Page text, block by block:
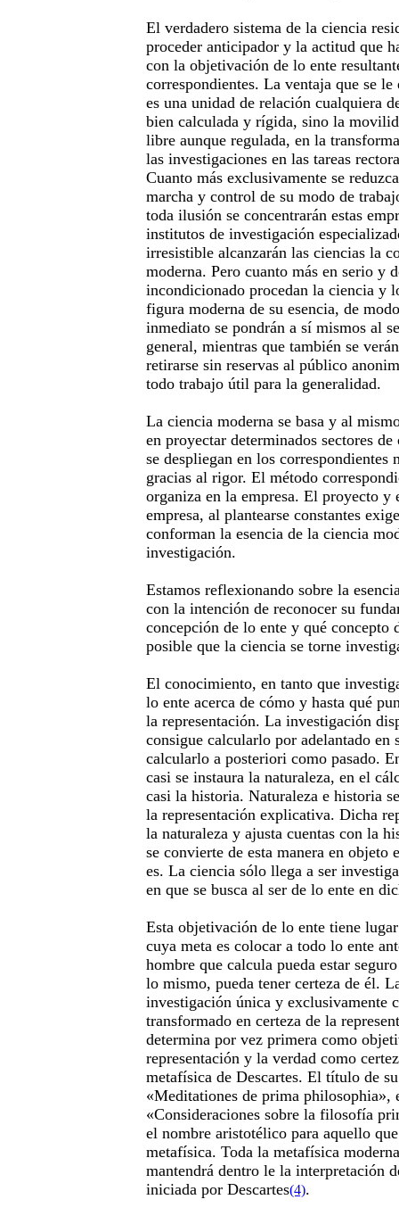
El verdadero sistema de la ciencia
proceder anticipador y la actitud que
con la objetivación de lo ente
correspondientes. La ventaja que se le
es una unidad de relación cualquiera
bien calculada y rígida, sino la
libre aunque regulada, en la
las investigaciones en las tareas
Cuanto más exclusivamente se
marcha y control de su modo de
toda ilusión se concentrarán estas
institutos de investigación
irresistible alcanzarán las ciencias la
moderna. Pero cuanto más en serio y
incondicionado procedan la ciencia y
figura moderna de su esencia, de
inmediato se pondrán a sí mismos al
general, mientras que también se
retirarse sin reservas al público
todo trabajo útil para la generalidad.
La ciencia moderna se basa y al
en proyectar determinados sectores
se despliegan en los correspondientes
gracias al rigor. El método
organiza en la empresa. El proyecto
empresa, al plantearse constantes
conforman la esencia de la ciencia
investigación.
Estamos reflexionando sobre la
con la intención de reconocer su
concepción de lo ente y qué concepto
posible que la ciencia se torne
El conocimiento, en tanto que
lo ente acerca de cómo y hasta qué
la representación. La investigación
consigue calcularlo por adelantado en
calcularlo a posteriori como pasado.
casi se instaura la naturaleza, en el
casi la historia. Naturaleza e historia
la representación explicativa. Dicha
la naturaleza y ajusta cuentas con la
se convierte de esta manera en objeto
es. La ciencia sólo llega a ser
en que se busca al ser de lo ente en
Esta objetivación de lo ente tiene
cuya meta es colocar a todo lo ente
hombre que calcula pueda estar
lo mismo, pueda tener certeza de él.
investigación única y exclusivamente
transformado en certeza de la
determina por vez primera como
representación y la verdad como
metafísica de Descartes. El título de
«Meditationes de prima philosophia»,
«Consideraciones sobre la filosofía
el nombre aristotélico para aquello
metafísica. Toda la metafísica
mantendrá dentro le la interpretación
iniciada por Descartes(4).